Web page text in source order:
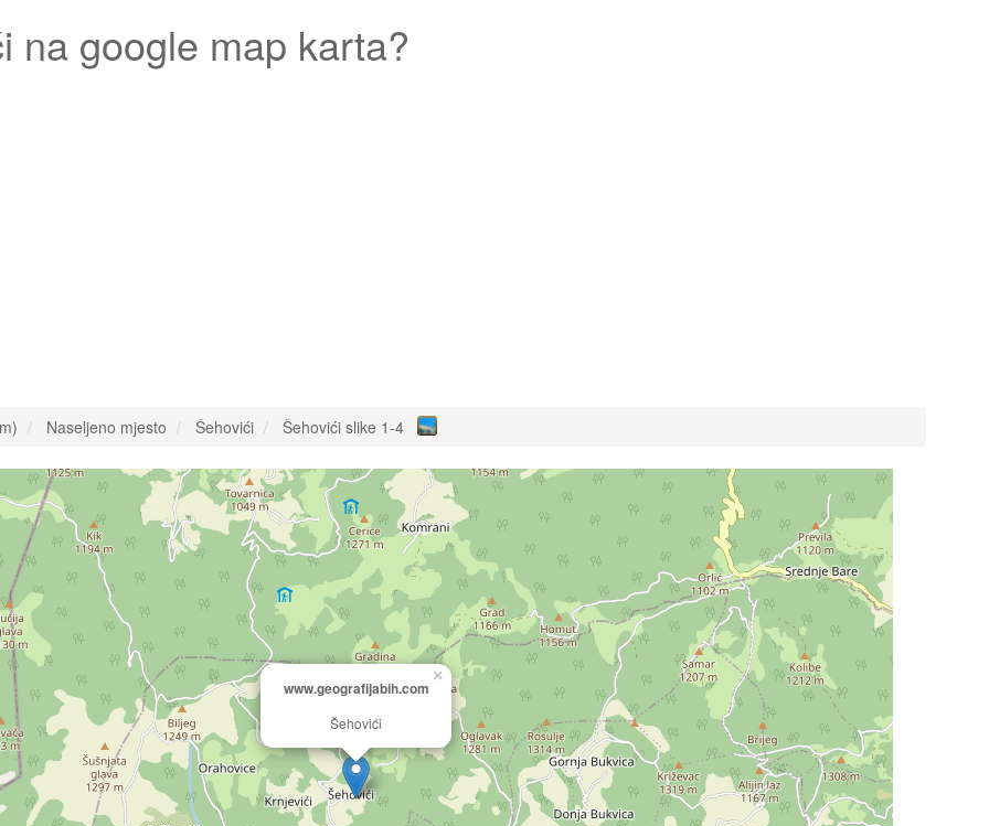
na google map karta?
Naseljeno mjesto Šehovići Šehovići slike 1-4
www.geografijabih.com
Šehovići
×